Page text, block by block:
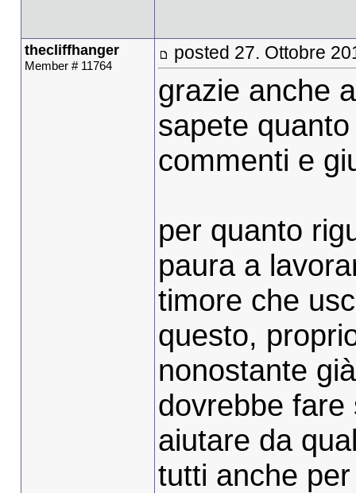
thecliffhanger
Member # 11764
posted 27. Ottobre
grazie anche
sapete
commenti e
per quanto
paura a
timore che
questo,
nonostante
dovrebbe
aiutare da
tutti anche